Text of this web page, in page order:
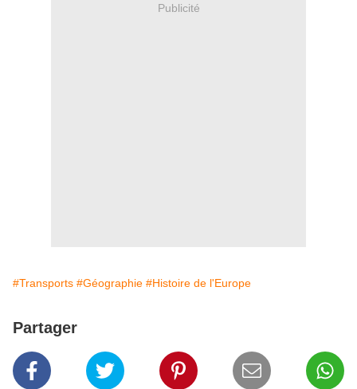
Publicité
#Transports #Géographie #Histoire de l'Europe
Partager